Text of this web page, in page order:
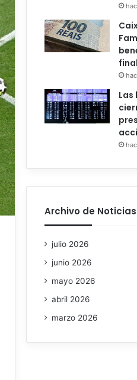
Las
Archivo de Noticias
julio 2026
junio 2026
mayo 2026
abril 2026
marzo 2026